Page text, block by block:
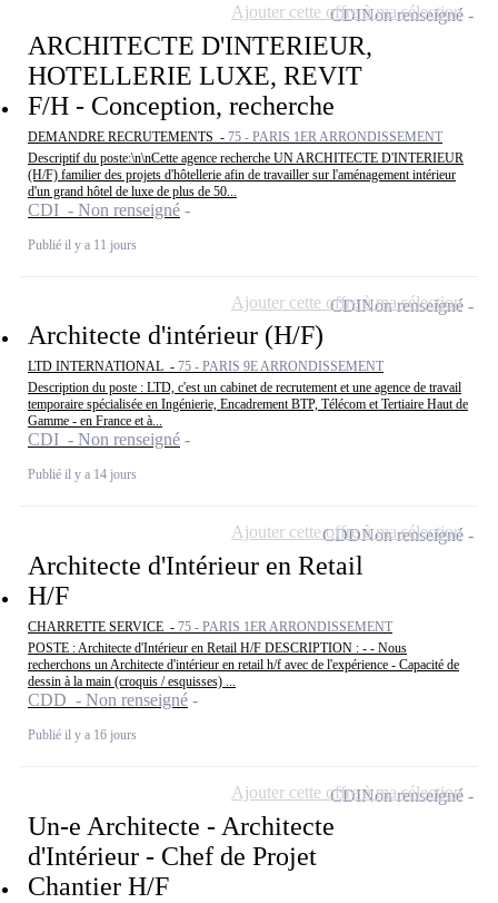
ARCHITECTE D'INTERIEUR,
HOTELLERIE LUXE, REVIT
F/H - Conception, recherche
DEMANDRE RECRUTEMENTS - 75 - PARIS 1ER ARRONDISSEMENT
Descriptif du poste:\n\nCette agence recherche UN ARCHITECTE D'INTERIEUR
(H/F) familier des projets d'hôtellerie afin de travailler sur l'aménagement intérieur
d'un grand hôtel de luxe de plus de 50...
CDI - Non renseigné
Publié il y a 11 jours
CDINon renseigné
Ajouter cette offre à ma sélection
Architecte d'intérieur (H/F)
LTD INTERNATIONAL - 75 - PARIS 9E ARRONDISSEMENT
Description du poste : LTD, c'est un cabinet de recrutement et une agence de travail
temporaire spécialisée en Ingénierie, Encadrement BTP, Télécom et Tertiaire Haut de
Gamme - en France et à...
CDI - Non renseigné
Publié il y a 14 jours
CDINon renseigné
Ajouter cette offre à ma sélection
Architecte d'Intérieur en Retail
H/F
CHARRETTE SERVICE - 75 - PARIS 1ER ARRONDISSEMENT
POSTE : Architecte d'Intérieur en Retail H/F DESCRIPTION : - - Nous
recherchons un Architecte d'intérieur en retail h/f avec de l'expérience - Capacité de
dessin à la main (croquis / esquisses) ...
CDD - Non renseigné
Publié il y a 16 jours
CDDNon renseigné
Ajouter cette offre à ma sélection
Un-e Architecte - Architecte
d'Intérieur - Chef de Projet
Chantier H/F
CDINon renseigné
Ajouter cette offre à ma sélection